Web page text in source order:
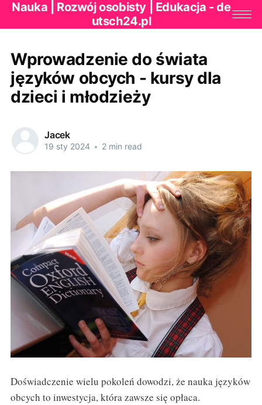
Nauka | Rozwój osobisty | Edukacja - de
utsch24.pl
Wprowadzenie do świata
języków obcych - kursy dla
dzieci i młodzieży
Jacek
19 sty 2024 • 2 min read
Doświadczenie wielu pokoleń dowodzi, że nauka języków
obcych to inwestycja, która zawsze się opłaca.